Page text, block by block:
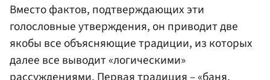
Вместо фактов, подтверждающих эти
голословные утверждения, он приводит две
якобы все объясняющие традиции, из которых
далее все выводит «логическими»